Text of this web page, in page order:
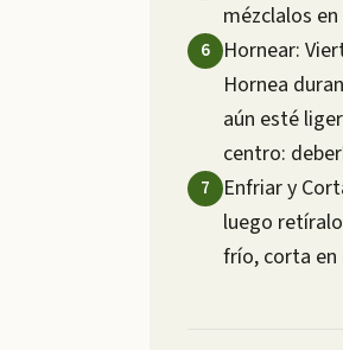
mézclalos
Hornear:
Hornea
aún esté
centro:
Enfriar y
luego
frío, corta en